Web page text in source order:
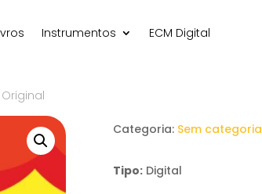
Instrumentos ECM Digital
Categoria: Sem categoria
Tipo: Digital